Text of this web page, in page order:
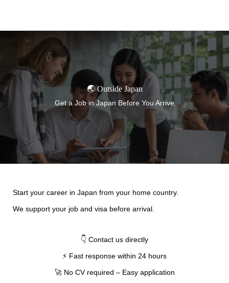
🌏 Outside Japan
Get a Job in Japan Before You Arrive
Start your career in Japan from your home country.
We support your job and visa before arrival.
👇 Contact us directly
⚡ Fast response within 24 hours
🚀 No CV required – Easy application